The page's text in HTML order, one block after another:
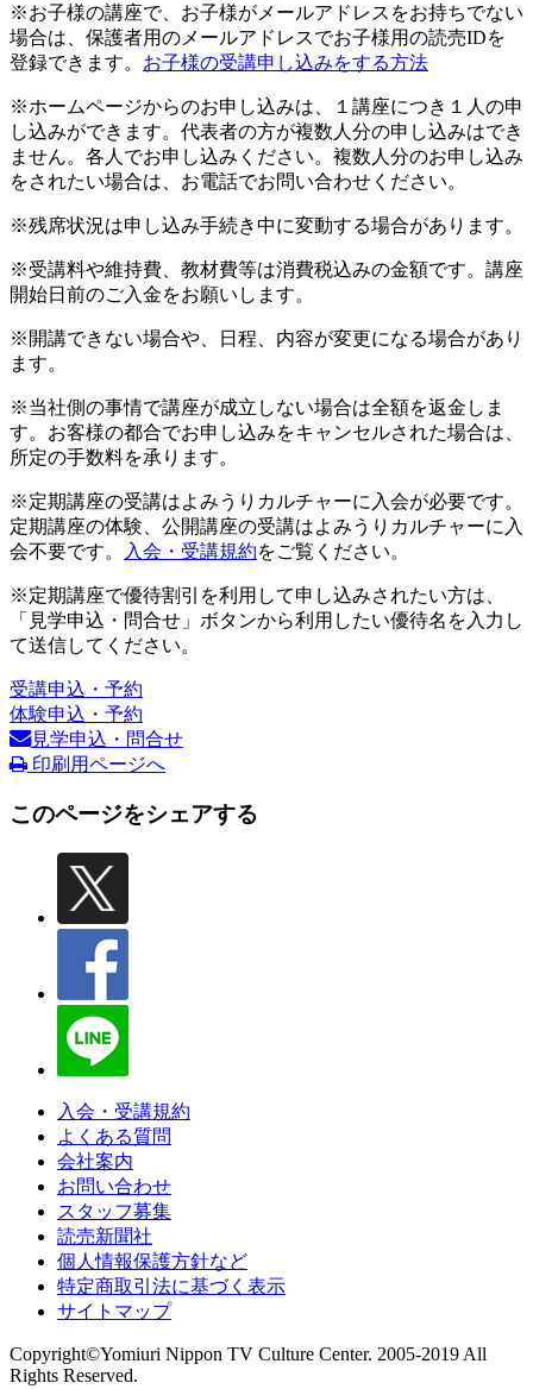
※お子様の講座で、お子様がメールアドレスをお持ちでない
場合は、保護者用のメールアドレスでお子様用の読売IDを
登録できます。 お子様の受講申し込みをする方法
※ホームページからのお申し込みは、１講座につき１人の申
し込みができます。代表者の方が複数人分の申し込みはでき
ません。各人でお申し込みください。複数人分のお申し込み
をされたい場合は、お電話でお問い合わせください。
※残席状況は申し込み手続き中に変動する場合があります。
※受講料や維持費、教材費等は消費税込みの金額です。講座
開始日前のご入金をお願いします。
※開講できない場合や、日程、内容が変更になる場合があり
ます。
※当社側の事情で講座が成立しない場合は全額を返金しま
す。お客様の都合でお申し込みをキャンセルされた場合は、
所定の手数料を承ります。
※定期講座の受講はよみうりカルチャーに入会が必要です。
定期講座の体験、公開講座の受講はよみうりカルチャーに入
会不要です。
入会・受講規約をご覧ください。
※定期講座で優待割引を利用して申し込みされたい方は、
「見学申込・問合せ」ボタンから利用したい優待名を入力し
て送信してください。
受講申込・予約
体験申込・予約
見学申込・問合せ
印刷用ページへ
このページをシェアする
入会・受講規約
よくある質問
会社案内
お問い合わせ
スタッフ募集
読売新聞社
個人情報保護方針など
特定商取引法に基づく表示
サイトマップ
Copyright©Yomiuri Nippon TV Culture Center. 2005-2019 All
Rights Reserved.